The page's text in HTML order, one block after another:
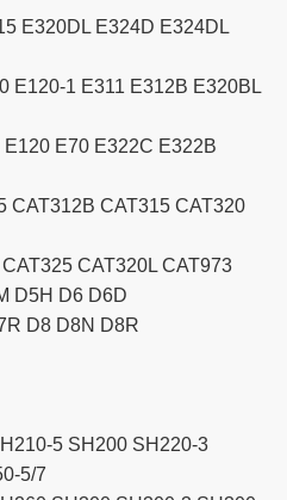
E320DL E324D E324DL
E120-1 E311 E312B E320BL
E70 E322C E322B
CAT312B CAT315 CAT320
CAT320L CAT973
D5H D6 D6D
D8 D8N D8R
5 SH200 SH220-3
5/7